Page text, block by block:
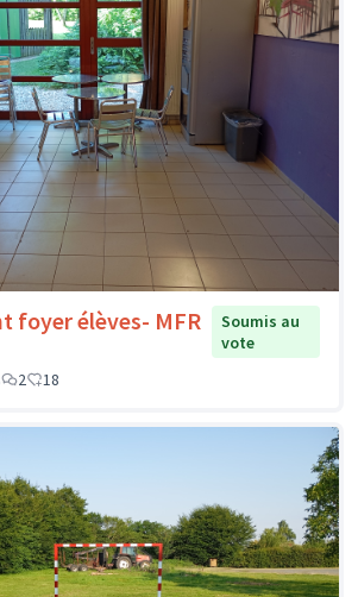
foyer élèves- MFR
Soumis au
vote
2 18